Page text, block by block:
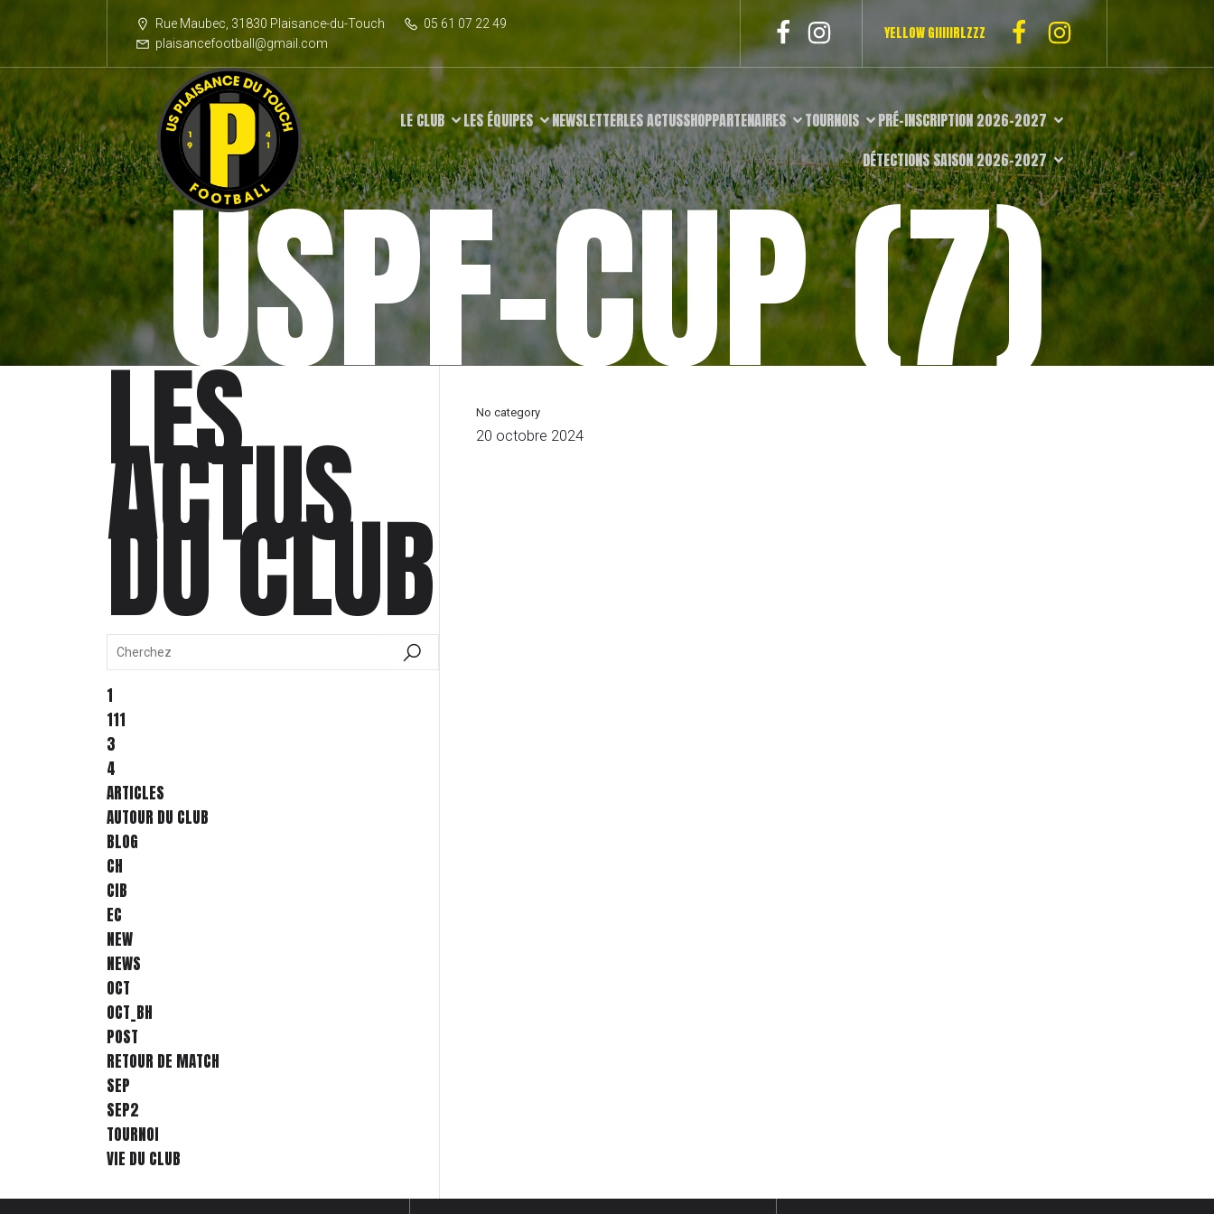
Rue Maubec, 31830 Plaisance-du-Touch
05 61 07 22 49
plaisancefootball@gmail.com
YELLOW GIIIIIRLZZZ
LE CLUB LES ÉQUIPES NEWSLETTERLES ACTUSSHOPPARTENAIRES TOURNOIS
PRÉ-INSCRIPTION 2026-2027
DÉTECTIONS SAISON 2026-2027
USPF-CUP (7)
LES
ACTUS
DU CLUB
1
111
3
4
ARTICLES
AUTOUR DU CLUB
BLOG
CH
CIB
EC
NEW
NEWS
OCT
OCT_BH
POST
RETOUR DE MATCH
SEP
SEP2
TOURNOI
VIE DU CLUB
No category
20 octobre 2024